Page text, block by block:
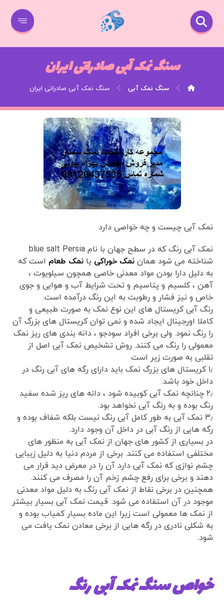
سنگ نمک آبی صادراتی ایران
سنگ نمک آبی سنگ نمک آبی صادراتی ایران
نمک آبی چیست و چه خواصی دارد
نمک آبی رنگ که در سطح جهان با نام blue salt Persia
شناخته می شود هماننمک خوراکی یانمک طعام است که
به دلیل دارا بودن مواد معدنی خاصی همچون سیلویوت ،
آهن ، کلسیم و پتاسیم و تحت شرایط آب و هوایی و جوی
خاص و نیز فشار و رطوبت به این رنگ درآمده است.
رنگ آبی کریستال های این نوع نمک به صورت طبیعی و
کاملا اورجینال ایجاد شده و نمی توان کریستال های بزرگ آن
را رنگ نمود. ولی برخی افراد سودجو ، دانه بندی های ریز نمک
معمولی را رنگ می کنند. روش تشخیص نمک آبی اصل از
تقلبی به صورت زیر است
۱٫ کریستال های بزرگ نمک باید دارای رگه های آبی رنگ در
داخل خود باشد.
۲٫ چنانچه نمک آبی کوبیده شود ، دانه های ریز شده سفید
رنگ بوده و به رنگ آبی نخواهد بود.
۳٫ نمک آبی به طور کامل آبی رنگ نیست بلکه شفاف بوده و
رگه هایی از رنگ آبی در داخل آن وجود دارد.
در بسیاری از کشور های جهان از نمک آبی به منظور های
مختلفی استفاده می کنند. برخی از مردم دنیا به دلیل زیبایی
چشم نوازی که نمک آبی دارد آن را در معرض دید قرار می
دهند و برخی برای رفع چشم زخم آن را مصرف می کنند.
همچنین در برخی نقاط از نمک آبی رنگ به دلیل مواد معدنی
موجود در آن استفاده می شود. قیمت نمک آبی بسیار بیشتر
از نمک ها معمولی است زیرا این ماده بسیار کمیاب بوده و
به شکلی نادری در رگه هایی از برخی معادن نمک یافت می
شود.
خواص سنگ نمک آبی رنگ